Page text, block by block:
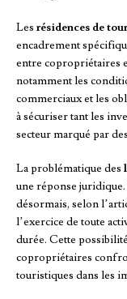
Les résidences de
encadrement
entre copropriétaires
notamment les
commerciaux et les
à sécuriser tant les
secteur marqué par
La problématique des
une réponse
désormais, selon
l’exercice de toute
durée. Cette
copropriétaires
touristiques dans les